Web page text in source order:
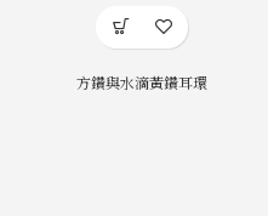
方鑽與水滴黃鑽耳環